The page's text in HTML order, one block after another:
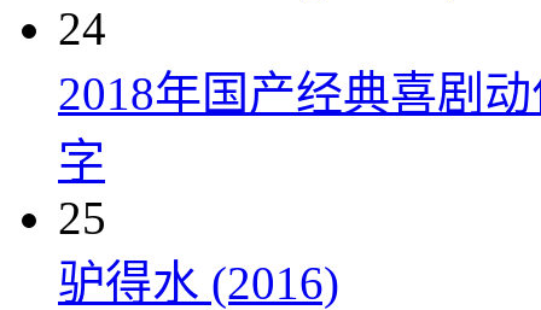
24
2018年国产经典喜剧
字
25
驴得水 (2016)